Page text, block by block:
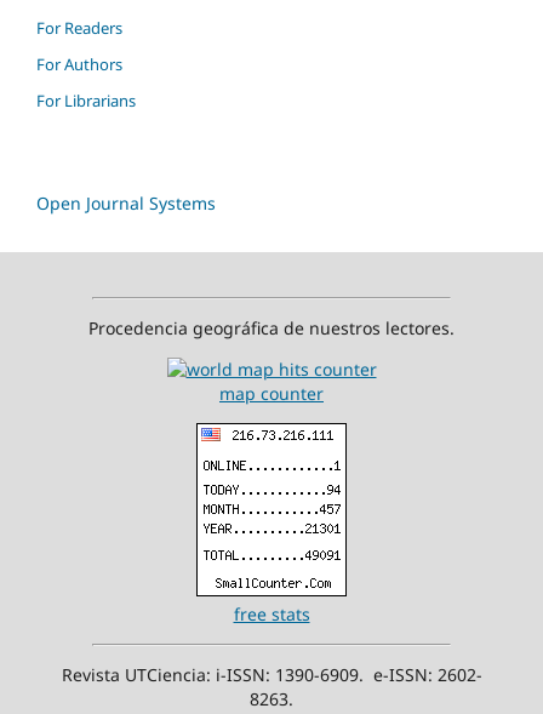
For Readers
For Authors
For Librarians
Open Journal Systems
Procedencia geográfica de nuestros lectores.
map counter
free stats
Revista UTCiencia: i-ISSN: 1390-6909. e-ISSN: 2602-
8263.